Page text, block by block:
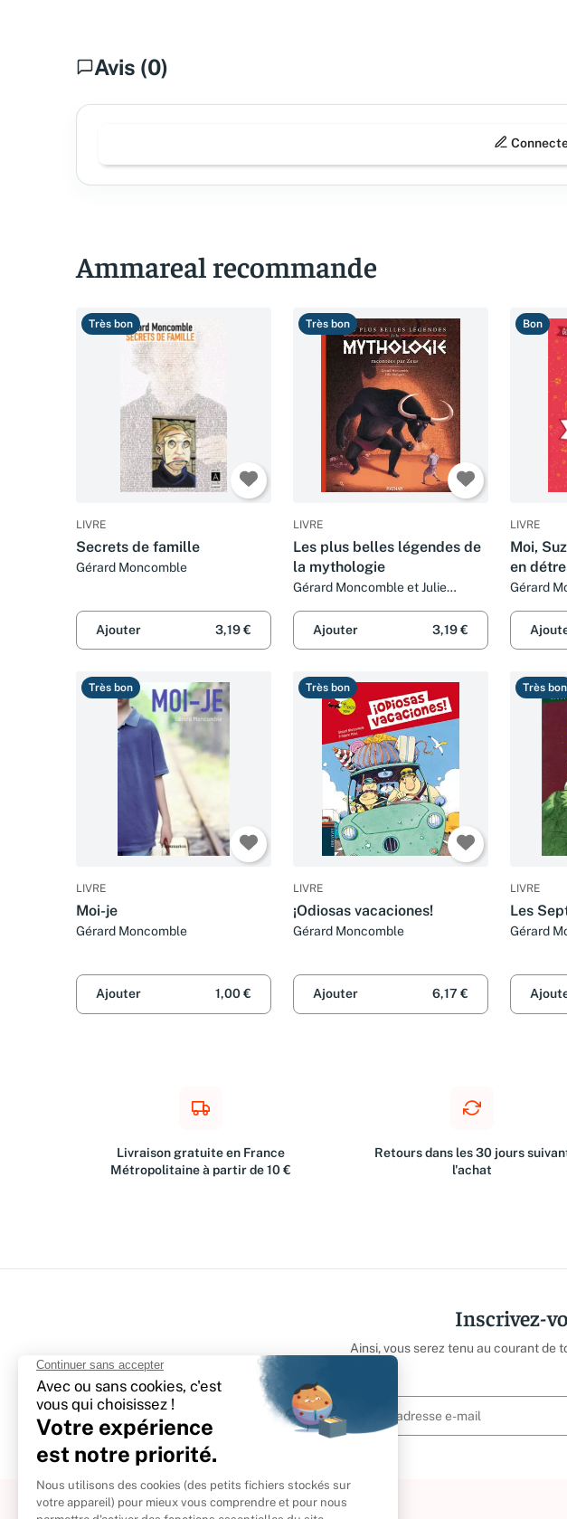
Avis (0)
Ammareal recommande
Très bon
LIVRE
Secrets de famille
Gérard Moncomble
Ajouter 3,19 €
Très bon
LIVRE
Les plus belles légendes de
la mythologie
Gérard Moncomble et Julie
Ajouter
3,19 €
Bon
LIVRE
Moi,
en
Gérard
Très bon
LIVRE
Moi-je
Gérard Moncomble
Ajouter 1,00 €
Très bon
LIVRE
¡Odiosas vacaciones!
Gérard Moncomble
Ajouter 6,17 €
Très bon
LIVRE
Les
Gérard
Livraison gratuite en France
Métropolitaine à partir de 10 €
Retours dans les 30 jours
l'achat
Inscrivez-
Ainsi, vous serez tenu au courant